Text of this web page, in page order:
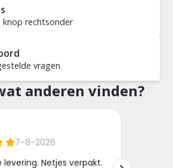
knop rechtsonder
vragen
anderen vinden?